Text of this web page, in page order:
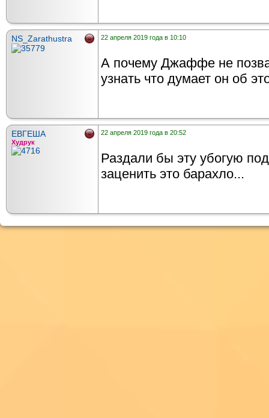
NS_Zarathustra 22 апреля 2019 года в 10:10
А почему Джаффе не
узнать что думает он об
ЕВГЕША
Худрук
22 апреля 2019 года в 20:52
Раздали бы эту убогую
заценить это барахло...